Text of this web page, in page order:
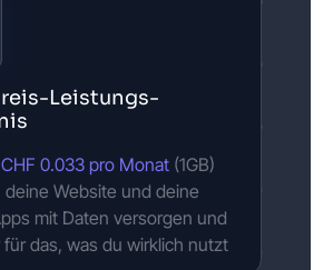
Leistungs-
0.033 pro Monat (1GB)
deine Website und deine
mit Daten versorgen und
für das, was du wirklich nutzt